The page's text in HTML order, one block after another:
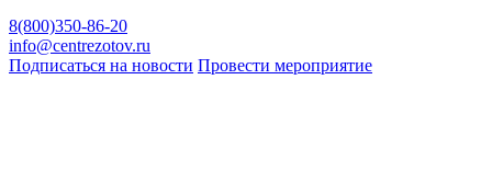
8(800)350-86-20
info@centrezotov.ru
Подписаться на новости Провести мероприятие